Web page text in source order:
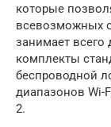
которые
всевозможных
занимает всего
комплекты
беспроводной
диапазонов Wi-
2.